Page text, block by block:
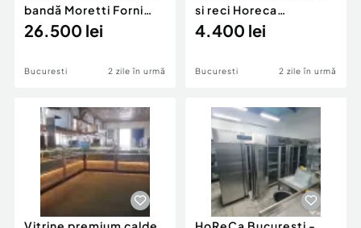
bandă Moretti Forni
electric – Italia – Stare
26.500 lei
Bucuresti 2 zile în urmă
si reci Horeca
Bucuresti
4.400 lei
Bucuresti 2 zile în urmă